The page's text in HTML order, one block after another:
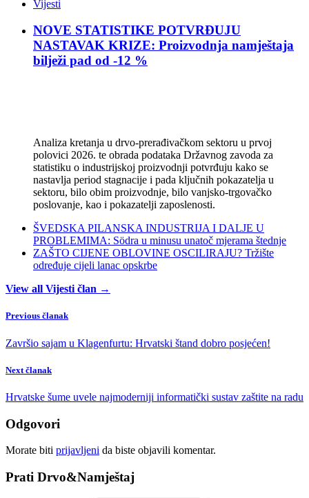
Vijesti
NOVE STATISTIKE POTVRĐUJU
NASTAVAK KRIZE: Proizvodnja namještaja
bilježi pad od -12 %
Analiza kretanja u drvo-prerađivačkom sektoru u prvoj
polovici 2026. te obrada podataka Državnog zavoda za
statistiku o industrijskoj proizvodnji potvrđuju kako se
nastavlja period stagnacije i pada ključnih pokazatelja u
sektoru, bilo obim proizvodnje, bilo vanjsko-trgovačko
poslovanje, kao i pokazatelji zaposlenosti.
ŠVEDSKA PILANSKA INDUSTRIJA I DALJE U
PROBLEMIMA: Södra u minusu unatoč mjerama štednje
ZAŠTO CIJENE OBLOVINE OSCILIRAJU? Tržište
određuje cijeli lanac opskrbe
View all Vijesti član →
Previous članak
Završio sajam u Klagenfurtu: Hrvatski štand dobro posjećen!
Next članak
Hrvatske šume uvele najmoderniji informatički sustav zaštite na radu
Odgovori
Morate biti prijavljeni da biste objavili komentar.
Prati Drvo&Namještaj